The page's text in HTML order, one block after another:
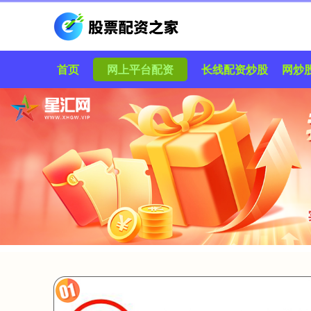
首页 网上平台配资 长线配资炒股 网炒